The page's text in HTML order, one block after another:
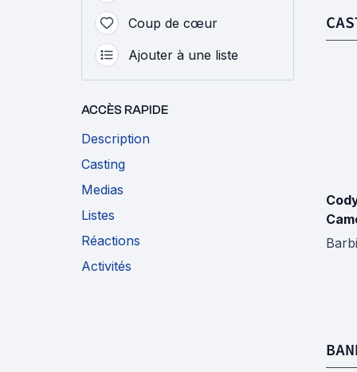
Coup de cœur
Ajouter à une liste
ACCÈS RAPIDE
Description
Casting
Medias
Listes
Réactions
Activités